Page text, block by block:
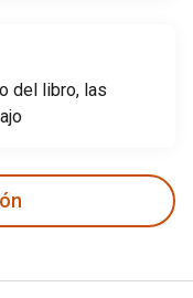
del libro, las